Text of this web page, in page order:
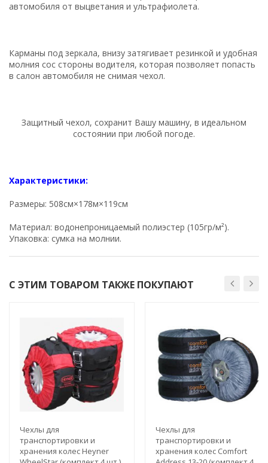
автомобиля от выцветания и ультрафиолета.
Карманы под зеркала, внизу затягивает резинкой и удобная
молния сос стороны водителя, которая позволяет попасть
в салон автомобиля не снимая чехол.
Защитный чехол, сохранит Вашу машину, в идеальном
состоянии при любой погоде.
Характеристики:
Размеры: 508см×178м×119см
Материал: водонепроницаемый полиэстер (105гр/м²).
Упаковка: сумка на молнии.
С ЭТИМ ТОВАРОМ ТАКЖЕ ПОКУПАЮТ
Чехлы для
транспортировки и
хранения колес Heyner
Чехлы для
транспортировки и
хранения колес Comfort